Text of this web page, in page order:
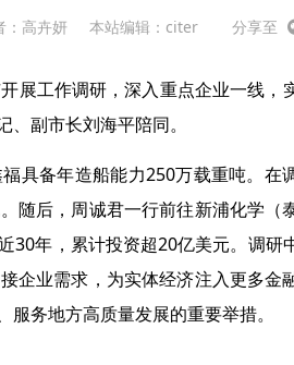
：高卉妍 本站编辑：citer 分享至
展工作调研，深入重点企业一线，
副市长刘海平陪同。
具备年造船能力250万载重吨。在
随后，周诚君一行前往新浦化学（
30年，累计投资超20亿美元。调研
业需求，为实体经济注入更多金融
务地方高质量发展的重要举措。